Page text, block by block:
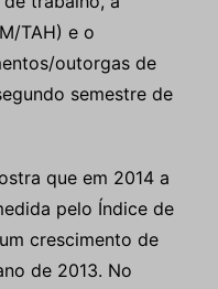
TAH) e o
outorgas de
semestre de
que em 2014 a
pelo Índice de
crescimento de
de 2013. No